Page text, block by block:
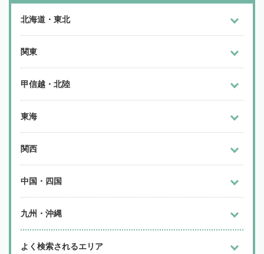
北海道・東北
関東
甲信越・北陸
東海
関西
中国・四国
九州・沖縄
よく検索されるエリア